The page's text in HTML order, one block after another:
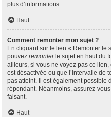
plus d’informations.
Haut
Comment remonter mon sujet ?
En cliquant sur le lien « Remonter le
pouvez remonterle sujet en haut du
ailleurs, si vous ne voyez pas ce
est désactivée ou que l’intervalle de
pas atteint. Il est également possible
répondant. Néanmoins, assurez-
faisant.
Haut